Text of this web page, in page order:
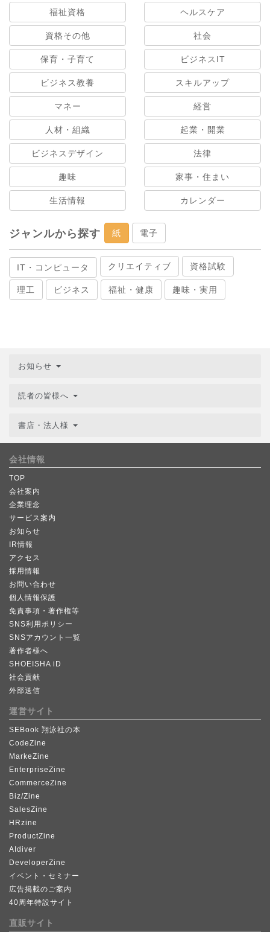
福祉資格 ヘルスケア
資格その他 社会
保育・子育て ビジネスIT
ビジネス教養 スキルアップ
マネー 経営
人材・組織 起業・開業
ビジネスデザイン 法律
趣味 家事・住まい
生活情報 カレンダー
ジャンルから探す 紙 電子
IT・コンピュータ クリエイティブ 資格試験
理工 ビジネス 福祉・健康 趣味・実用
お知らせ
読者の皆様へ
書店・法人様
会社情報
TOP
会社案内
企業理念
サービス案内
お知らせ
IR情報
アクセス
採用情報
お問い合わせ
個人情報保護
免責事項・著作権等
SNS利用ポリシー
SNSアカウント一覧
著作者様へ
SHOEISHA iD
社会貢献
外部送信
運営サイト
SEBook 翔泳社の本
CodeZine
MarkeZine
EnterpriseZine
CommerceZine
Biz/Zine
SalesZine
HRzine
ProductZine
AIdiver
DeveloperZine
イベント・セミナー
広告掲載のご案内
40周年特設サイト
直販サイト